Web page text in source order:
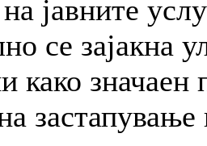
јавните
се зајакна
како